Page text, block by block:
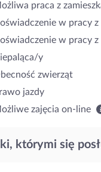
praca z
w pracy
w pracy
y
zwierząt
jazdy
zajęcia on-line
którymi się